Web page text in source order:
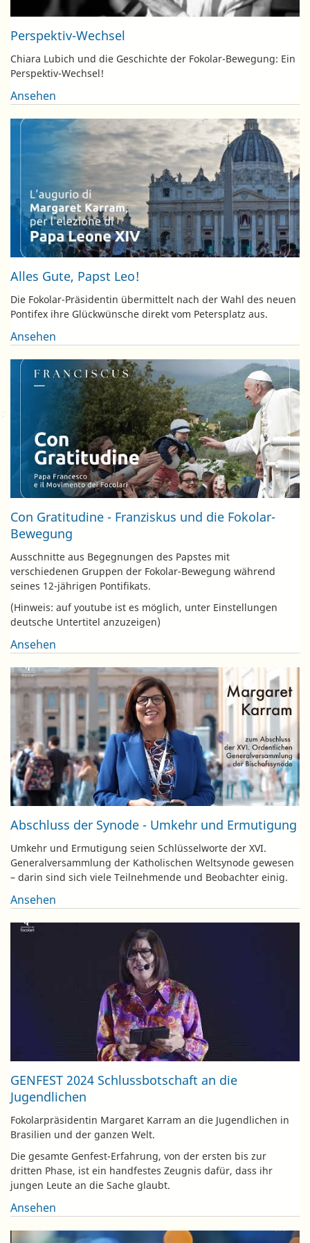
Perspektiv-Wechsel
Chiara Lubich und die Geschichte der Fokolar-Bewegung: Ein
Perspektiv-Wechsel!
Ansehen
Alles Gute, Papst Leo!
Die Fokolar-Präsidentin übermittelt nach der Wahl des neuen
Pontifex ihre Glückwünsche direkt vom Petersplatz aus.
Ansehen
Con Gratitudine - Franziskus und die Fokolar-
Bewegung
Ausschnitte aus Begegnungen des Papstes mit
verschiedenen Gruppen der Fokolar-Bewegung während
seines 12-jährigen Pontifikats.
(Hinweis: auf youtube ist es möglich, unter Einstellungen
deutsche Untertitel anzuzeigen)
Ansehen
Abschluss der Synode - Umkehr und Ermutigung
Umkehr und Ermutigung seien Schlüsselworte der XVI.
Generalversammlung der Katholischen Weltsynode gewesen
– darin sind sich viele Teilnehmende und Beobachter einig.
Ansehen
GENFEST 2024 Schlussbotschaft an die
Jugendlichen
Fokolarpräsidentin Margaret Karram an die Jugendlichen in
Brasilien und der ganzen Welt.
Die gesamte Genfest-Erfahrung, von der ersten bis zur
dritten Phase, ist ein handfestes Zeugnis dafür, dass ihr
jungen Leute an die Sache glaubt.
Ansehen